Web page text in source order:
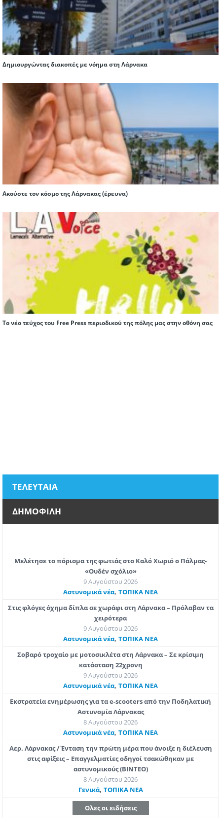
Δημιουργώντας διακοπές με νόημα στη Λάρνακα
Ακούστε τον κόσμο της Λάρνακας (έρευνα)
Tο νέο τεύχος του Free Press περιοδικού της πόλης μας στην οθόνη σας
ΤΕΛΕΥΤΑΙΑ
ΔΗΜΟΦΙΛΗ
Μελέτησε το πόρισμα της φωτιάς στο Καλό Χωριό ο Πάλμας-
«Ουδέν σχόλιο»
9 Αυγούστου 2026
Aστυνομικά νέα, ΤΟΠΙΚΑ ΝΕΑ
Στις φλόγες όχημα δίπλα σε χωράφι στη Λάρνακα – Πρόλαβαν τα
χειρότερα
9 Αυγούστου 2026
Aστυνομικά νέα, ΤΟΠΙΚΑ ΝΕΑ
Σοβαρό τροχαίο με μοτοσικλέτα στη Λάρνακα – Σε κρίσιμη
κατάσταση 22χρονη
9 Αυγούστου 2026
Aστυνομικά νέα, ΤΟΠΙΚΑ ΝΕΑ
Εκστρατεία ενημέρωσης για τα e-scooters από την Ποδηλατική
Αστυνομία Λάρνακας
8 Αυγούστου 2026
Aστυνομικά νέα, ΤΟΠΙΚΑ ΝΕΑ
Αερ. Λάρνακας / Ένταση την πρώτη μέρα που άνοιξε η διέλευση
στις αφίξεις – Επαγγελματίες οδηγοί τσακώθηκαν με
αστυνομικούς (ΒΙΝΤΕΟ)
8 Αυγούστου 2026
Γενικά, ΤΟΠΙΚΑ ΝΕΑ
Ολες οι ειδήσεις